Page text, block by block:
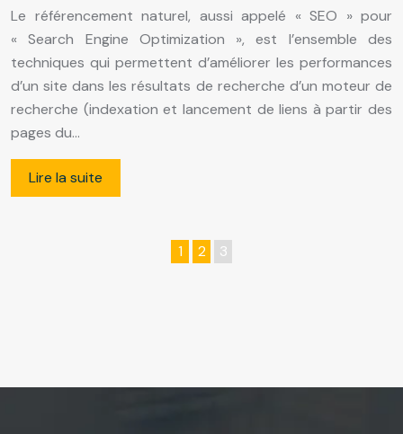
Le référencement naturel, aussi appelé « SEO » pour
« Search Engine Optimization », est l’ensemble des
techniques qui permettent d’améliorer les performances
d’un site dans les résultats de recherche d’un moteur de
recherche (indexation et lancement de liens à partir des
pages du…
Lire la suite
1 2 3